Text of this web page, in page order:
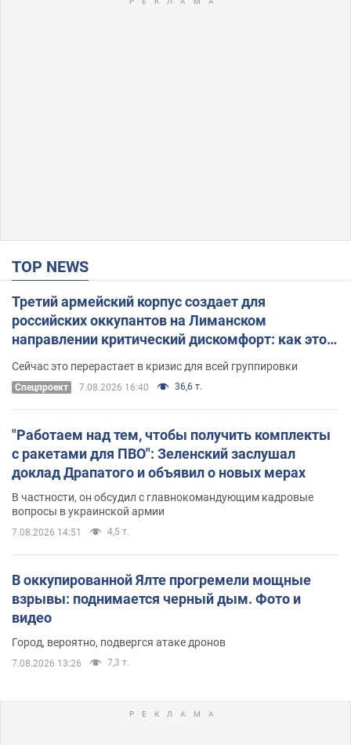
TOP NEWS
Третий армейский корпус создает для
российских оккупантов на Лиманском
направлении критический дискомфорт: как это
удалось
Сейчас это перерастает в кризис для всей группировки
Спецпроект 7.08.2026 16:40 36,6 т.
"Работаем над тем, чтобы получить комплекты
с ракетами для ПВО": Зеленский заслушал
доклад Драпатого и объявил о новых мерах
В частности, он обсудил с главнокомандующим кадровые
вопросы в украинской армии
7.08.2026 14:51 4,5 т.
В оккупированной Ялте прогремели мощные
взрывы: поднимается черный дым. Фото и
видео
Город, вероятно, подвергся атаке дронов
7.08.2026 13:26 7,3 т.